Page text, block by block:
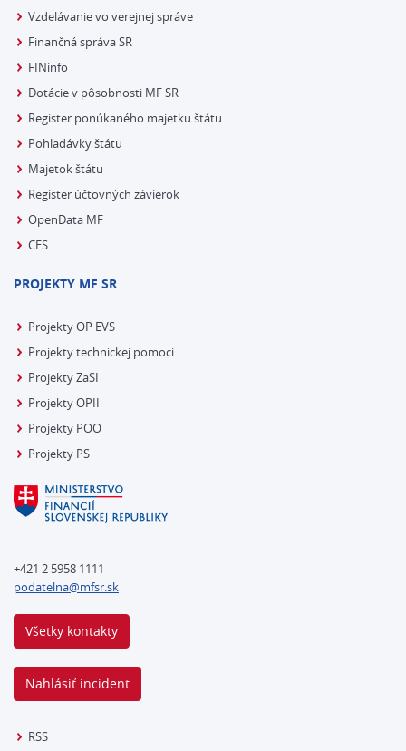
Vzdelávanie vo verejnej správe
Finančná správa SR
FINinfo
Dotácie v pôsobnosti MF SR
Register ponúkaného majetku štátu
Pohľadávky štátu
Majetok štátu
Register účtovných závierok
OpenData MF
CES
PROJEKTY MF SR
Projekty OP EVS
Projekty technickej pomoci
Projekty ZaSI
Projekty OPII
Projekty POO
Projekty PS
+421 2 5958 1111
podatelna@mfsr.sk
Všetky kontakty
Nahlásiť incident
RSS